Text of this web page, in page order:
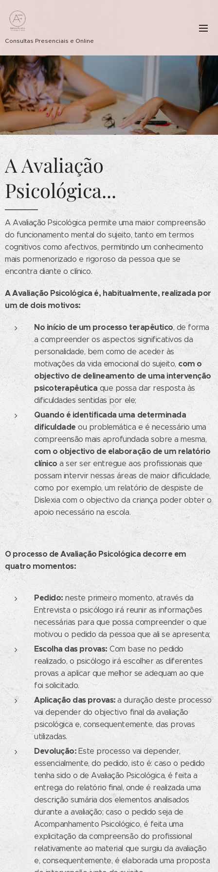
Consultas Presenciais e Online
A Avaliação
Psicológica...
A Avaliação Psicológica permite uma maior compreensão
do funcionamento mental do sujeito, tanto em termos
cognitivos como afectivos, permitindo um conhecimento
mais pormenorizado e rigoroso da pessoa que se
encontra diante o clínico.
A Avaliação Psicológica é, habitualmente, realizada por
um de dois motivos:
No início de um processo terapêutico, de forma
a compreender os aspectos significativos da
personalidade, bem como de aceder às
motivações da vida emocional do sujeito, com o
objectivo de delineamento de uma intervenção
psicoterapêutica que possa dar resposta às
dificuldades sentidas por ele;
Quando é identificada uma determinada
dificuldade ou problemática e é necessário uma
compreensão mais aprofundada sobre a mesma,
com o objectivo de elaboração de um relatório
clínico a ser ser entregue aos profissionais que
possam intervir nessas áreas de maior dificuldade,
como por exemplo, um relatório de despiste de
Dislexia com o objectivo da criança poder obter o
apoio necessário na escola.
O processo de Avaliação Psicológica decorre em
quatro momentos:
Pedido: neste primeiro momento, através da
Entrevista o psicólogo irá reunir as informações
necessárias para que possa compreender o que
motivou o pedido da pessoa que ali se apresenta;
Escolha das provas: Com base no pedido
realizado, o psicólogo irá escolher as diferentes
provas a aplicar que melhor se adequam ao que
foi solicitado.
Aplicação das provas:a duração deste processo
vai depender do objectivo final da avaliação
psicológica e, consequentemente, das provas
utilizadas.
Devolução: Este processo vai depender,
essencialmente, do pedido, isto é: caso o pedido
tenha sido o de Avaliação Psicológica, é feita a
entrega do relatório final, onde é realizada uma
descrição sumária dos elementos analisados
durante a avaliação; caso o pedido seja de
Acompanhamento Psicológico, é feita uma
explicitação da compreensão do profissional
relativamente ao material que surgiu da avaliação
e, consequentemente, é elaborada uma proposta